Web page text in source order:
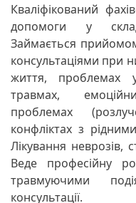
Кваліфікований
допомоги у
Займається
консультаціями при
життя, проблемах у
травмах,
проблемах
конфліктах з
Лікування неврозів,
Веде професійну
травмуючими
консультації.